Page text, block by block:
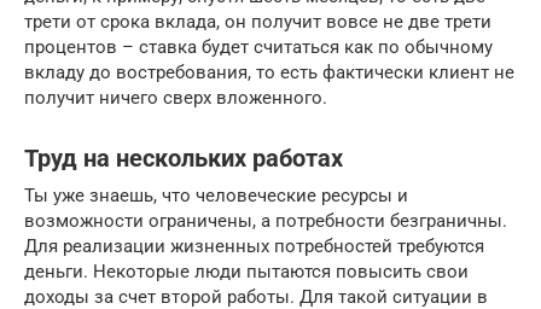
трети от срока вклада, он получит вовсе не две трети
процентов – ставка будет считаться как по обычному
вкладу до востребования, то есть фактически клиент не
получит ничего сверх вложенного.
Труд на нескольких работах
Ты уже знаешь, что человеческие ресурсы и
возможности ограничены, а потребности безграничны.
Для реализации жизненных потребностей требуются
деньги. Некоторые люди пытаются повысить свои
доходы за счет второй работы. Для такой ситуации в